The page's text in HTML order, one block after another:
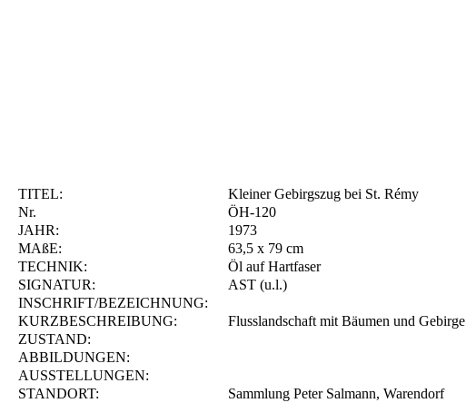
TITEL:
Kleiner Gebirgszug bei St. Rémy
Nr.
ÖH-120
JAHR:
1973
MAßE:
63,5 x 79 cm
TECHNIK:
Öl auf Hartfaser
SIGNATUR:
AST (u.l.)
INSCHRIFT/BEZEICHNUNG:
KURZBESCHREIBUNG:
Flusslandschaft mit Bäumen und Gebirge
ZUSTAND:
ABBILDUNGEN:
AUSSTELLUNGEN:
STANDORT:
Sammlung Peter Salmann, Warendorf